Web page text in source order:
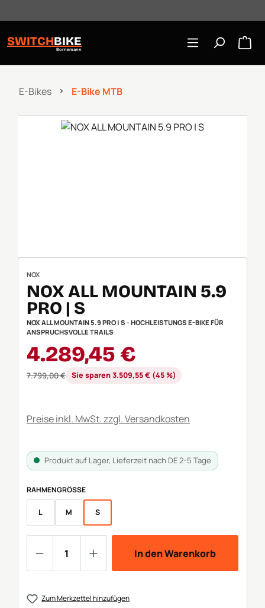
SWITCHBIKE
Bornemann
E-Bikes E-Bike MTB
Bildergalerie überspringen
NOX
NOX ALL MOUNTAIN 5.9
PRO | S
NOX ALL MOUNTAIN 5.9 PRO | S - HOCHLEISTUNGS E-BIKE FÜR
ANSPRUCHSVOLLE TRAILS
Verkaufspreis:
4.289,45 €
Regulärer Preis:
7.799,00 € Sie sparen 3.509,55 € (45 %)
Preise inkl. MwSt. zzgl. Versandkosten
Produkt auf Lager, Lieferzeit nach DE 2-5 Tage
RAHMENGRÖSSE AUSWÄHLEN
L M S
In den Warenkorb
Zum Merkzettel hinzufügen